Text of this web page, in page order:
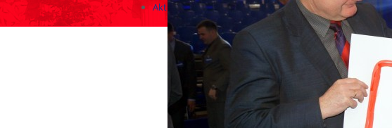
Aktualności
Zapowiedzi wydarzeń
KONKURSY 2020 - 2026
KOLONIE 2021 - 2026
Imprezy kulturalne - zaproszenia 2017
Różne
Konkursy 2017/2018
KONKURSY 2016/2017
KONKURSY 2015/2016
Konkursy 2014/2015